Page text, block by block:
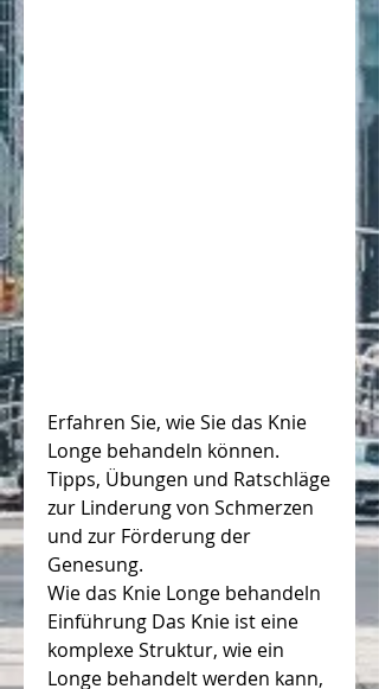
Erfahren Sie, wie Sie das Knie
Longe behandeln können.
Tipps, Übungen und Ratschläge
zur Linderung von Schmerzen
und zur Förderung der
Genesung.
Wie das Knie Longe behandeln
Einführung Das Knie ist eine
komplexe Struktur, wie ein
Longe behandelt werden kann,